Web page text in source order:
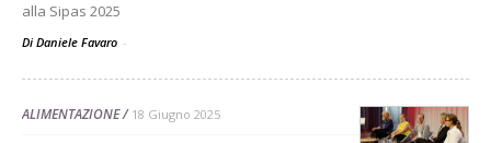
alla Sipas 2025
Di Daniele Favaro -
ALIMENTAZIONE 18 Giugno 2025